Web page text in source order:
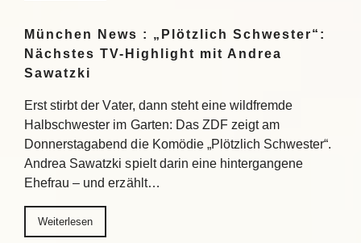
München News : „Plötzlich Schwester“:
Nächstes TV-Highlight mit Andrea
Sawatzki
Erst stirbt der Vater, dann steht eine wildfremde
Halbschwester im Garten: Das ZDF zeigt am
Donnerstagabend die Komödie „Plötzlich Schwester“.
Andrea Sawatzki spielt darin eine hintergangene
Ehefrau – und erzählt…
Weiterlesen